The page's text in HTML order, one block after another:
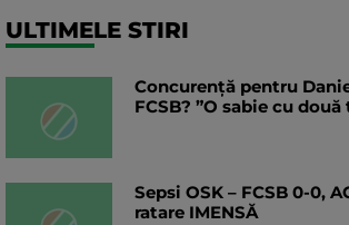
ULTIMELE STIRI
Concurență pentru
FCSB? ”O sabie cu două
Sepsi OSK – FCSB 0-0,
ratare IMENSĂ